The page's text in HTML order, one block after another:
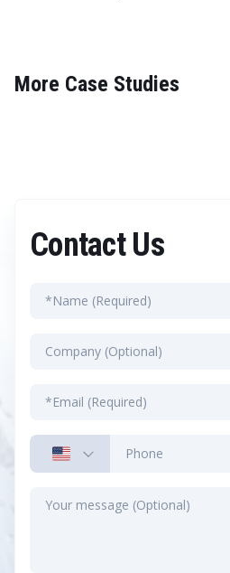
More Case Studies
Contact Us